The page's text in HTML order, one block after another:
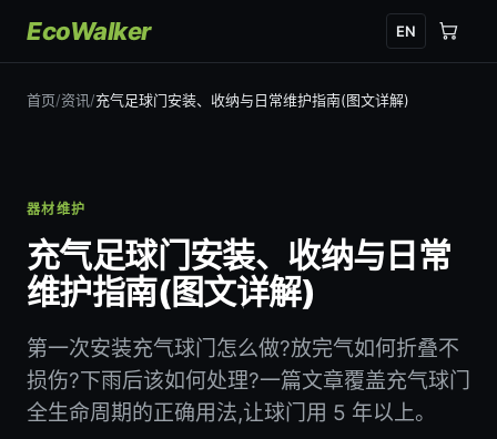
EcoWalker EN
首页/资讯/充气足球门安装、收纳与日常维护指南(图文详解)
器材维护
充气足球门安装、收纳与日常
维护指南(图文详解)
第一次安装充气球门怎么做?放完气如何折叠不
损伤?下雨后该如何处理?一篇文章覆盖充气球门
全生命周期的正确用法,让球门用 5 年以上。